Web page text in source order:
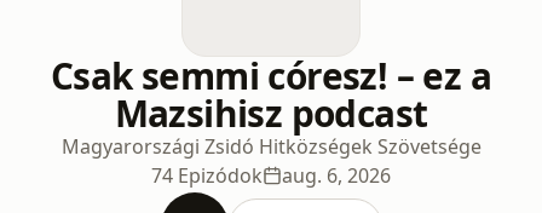
Csak semmi córesz! – ez a
Mazsihisz podcast
Magyarországi Zsidó Hitközségek Szövetsége
74 Epizódok
aug. 6, 2026